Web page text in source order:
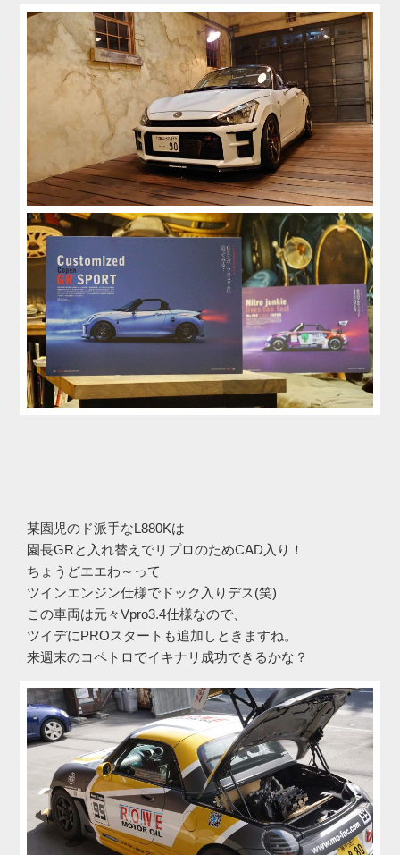
某園児のド派手なL880Kは
園長GRと入れ替えでリプロのためCAD入り！
ちょうどエエわ～って
ツインエンジン仕様でドック入りデス(笑)
この車両は元々Vpro3.4仕様なので、
ツイデにPROスタートも追加しときますね。
来週末のコペトロでイキナリ成功できるかな？